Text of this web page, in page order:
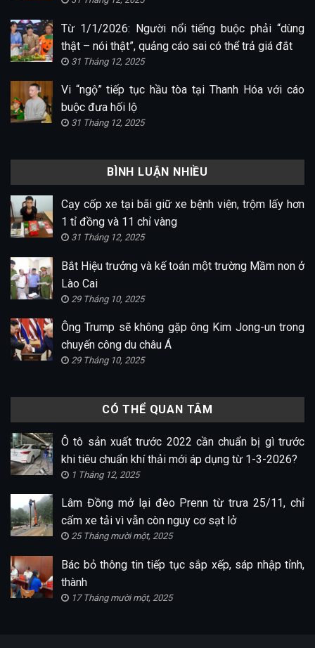
Từ 1/1/2026: Người nổi tiếng buộc phải “dùng
thật – nói thật”, quảng cáo sai có thể trả giá đắt
31 Tháng 12, 2025
Vi “ngộ” tiếp tục hầu tòa tại Thanh Hóa với cáo
buộc đưa hối lộ
31 Tháng 12, 2025
BÌNH LUẬN NHIỀU
Cạy cốp xe tại bãi giữ xe bệnh viện, trộm lấy hơn
1 tỉ đồng và 11 chỉ vàng
31 Tháng 12, 2025
Bắt Hiệu trưởng và kế toán một trường Mầm non ở
Lào Cai
29 Tháng 10, 2025
Ông Trump sẽ không gặp ông Kim Jong-un trong
chuyến công du châu Á
29 Tháng 10, 2025
CÓ THỂ QUAN TÂM
Ô tô sản xuất trước 2022 cần chuẩn bị gì trước
khi tiêu chuẩn khí thải mới áp dụng từ 1-3-2026?
1 Tháng 12, 2025
Lâm Đồng mở lại đèo Prenn từ trưa 25/11, chỉ
cấm xe tải vì vẫn còn nguy cơ sạt lở
25 Tháng mười một, 2025
Bác bỏ thông tin tiếp tục sắp xếp, sáp nhập tỉnh,
thành
17 Tháng mười một, 2025